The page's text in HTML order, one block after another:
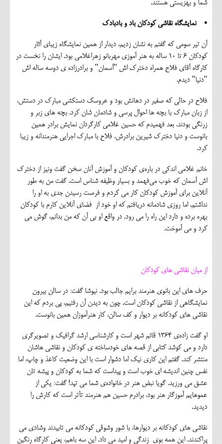
شما و بهزیستی هستند.
• نمایشگاه نقاشی کودکان باد و بادبادک
آن تیر سومی که گفتم به نشان زدیم، دیدار از همین نمایشگاه زیبای آثار
کودکان ۶ تا 10 ساله به هنر آموزی مهربانو زهراغلامی بود. ایشان را نخست در
کارگاه آقای فلاح همراه دخترک اش "آسمان" و برادرزاده ی دوسه ساله اش
"دنیا" دیدم.
فلاح در حالی که صفیر در دهانش بود و عروسک دستکشی مبارک در دستش،
از زبان مبارک با بچه ها احوال پرسی و شادمان شان کرد. بچه های زبر و
زرنگی بودند. بعد فهمیدم که حسین غلامی کارگردان نمایش برادر همین
بانوست و دنیا دخترک شیرین برادرش. فلاح با مبارک اجرایی هنرمندانه و زیبا
کرد.
خانم غلامی اندکی در باره‌ی کودکان و آموزش آنان سخن گفت ونیز از دخترک
اش آسمان که خوب می‌فهمد و بسیار وظیفه شناس است. گفت من به طور
آنلاین برای آموزش کودکان کار می کردم و فرصت رسیدن جدی به او را
نداشتم. اما روزی شادمانه دریافتم که او خود از فضای آنلاین کارم با کودکان
بهره برده و دارد این راه را می رود. در واقع او بی آن که من بدانم، گوش می
کرد و می آموخت.
از میان نقاشی های کودکان
حرف های این بانوی هنرمند برایم جالب بود. نیوشا گفت: در سالن بیرون
نمایشگاهی از نقاشی کودکان است. چون به دیدن آن رفتیم، پی بردم که این
نقاشی های کودکانه بر دیوار و کف سالن، کار هنرآموزان همین بانوست.
او گفت زاده‌ی ۱۳۶۴ قائم شهر است و کارشناسی ارشد گرافیک و تصویرگری
دارد و می کوشد کتابی از قصه‌ های خودساخته ی کودکان و نقاشی هاشان
منتشر کند. گفتم این کاری نیک اما دشوار است با این وضعیت کاغذ و چاپ، اما
نفس چنین اندیشه ای خوب است و پیداست که شما به کودکان و پیشه تان
عشق می ورزید. گویا نبض هنر در خانواده‌ی شما می تپد! گفت: یکی از
عموهایم آموزگار هنر بود، برادرم حسین هم هنرمند تآتر است که کارش را
دیدید.
نقاشی های کودکانه بر دیوارها، با شور وشوقی کودکانه می تابیدند وشادی می
پراکندند. این همه بوی زندگی و امید می داد. این سه باهم، یعنی کارگاه رنگین